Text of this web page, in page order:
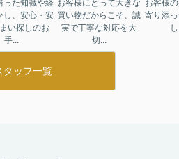
った知識や経
し、安心・安
い探しのお
手...
お客様にとって大きな
買い物だからこそ、誠
実で丁寧な対応を大
切...
お客様
寄り添
タッフ一覧